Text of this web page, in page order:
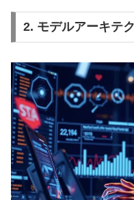
2. モデルアーキテ